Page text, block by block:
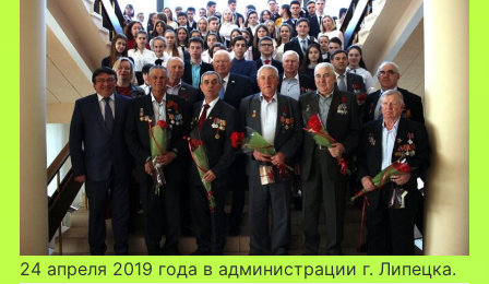
24 апреля 2019 года в администрации г. Липецка.